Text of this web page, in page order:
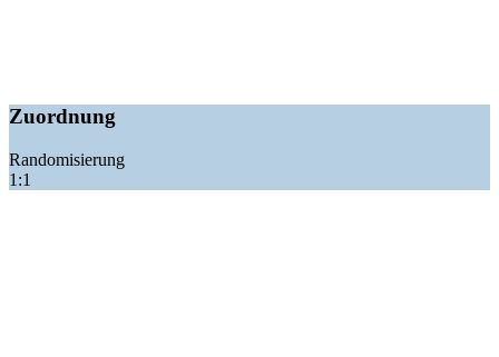
Zuordnung
Randomisierung
1:1